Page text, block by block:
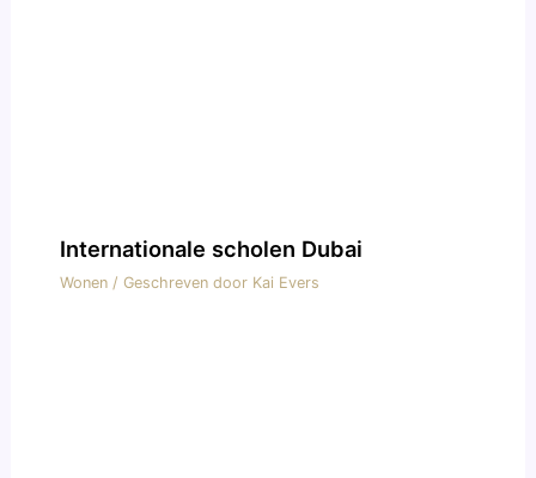
Internationale scholen Dubai
Wonen/ Geschreven door Kai Evers